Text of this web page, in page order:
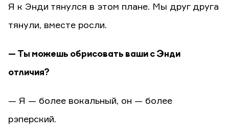
Я к Энди тянулся в этом плане. Мы друг друга
тянули, вместе росли.
— Ты можешь обрисовать ваши с Энди
отличия?
— Я — более вокальный, он — более
рэперский.